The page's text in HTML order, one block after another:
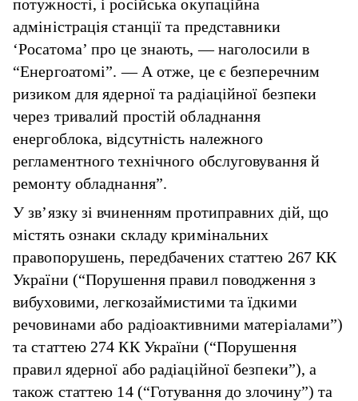
потужності, і російська окупаційна
адміністрація станції та представники
‘Росатома’ про це знають, — наголосили в
“Енергоатомі”. — А отже, це є безперечним
ризиком для ядерної та радіаційної безпеки
через тривалий простій обладнання
енергоблока, відсутність належного
регламентного технічного обслуговування й
ремонту обладнання”.
У зв’язку зі вчиненням протиправних дій, що
містять ознаки складу кримінальних
правопорушень, передбачених статтею 267 КК
України (“Порушення правил поводження з
вибуховими, легкозаймистими та їдкими
речовинами або радіоактивними матеріалами”)
та статтею 274 КК України (“Порушення
правил ядерної або радіаційної безпеки”), а
також статтею 14 (“Готування до злочину”) та